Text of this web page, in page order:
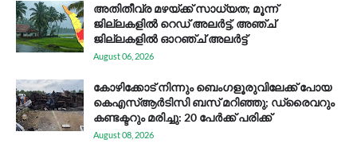
അതിതീവ്ര മഴയ്ക്ക് സാധ്യത; മൂന്ന്
ജില്ലകളിൽ റെഡ് അലർട്ട്, അഞ്ച്
ജില്ലകളിൽ ഓറഞ്ച് അലർട്ട്
August 06, 2026
കോഴിക്കോട് നിന്നും ബെംഗളൂരുവിലേക്ക് പോയ
കെഎസ്ആര്‍ടിസി ബസ് മറിഞ്ഞു; ഡ്രൈവറും
കണ്ടക്ടറും മരിച്ചു: 20 പേര്‍ക്ക് പരിക്ക്
August 08, 2026